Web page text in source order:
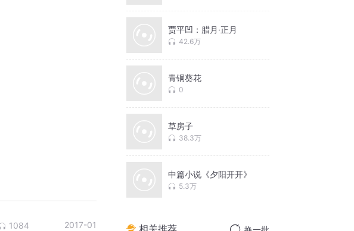
1084 2017-01
贾平凹：腊月·正月
42.6万
青铜葵花
0
草房子
38.3万
中篇小说《夕阳开开》
5.3万